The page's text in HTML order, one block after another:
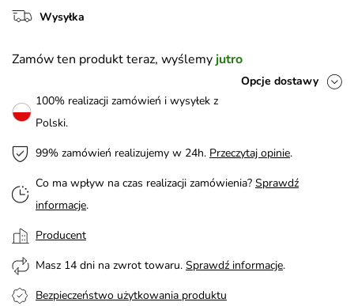
Wysyłka
Zamów ten produkt teraz, wyślemy jutro
Opcje dostawy
100% realizacji zamówień i wysyłek z
Polski.
99% zamówień realizujemy w 24h. Przeczytaj opinie.
Co ma wpływ na czas realizacji zamówienia? Sprawdź
informacje.
Producent
Masz 14 dni na zwrot towaru. Sprawdź informacje.
Bezpieczeństwo użytkowania produktu